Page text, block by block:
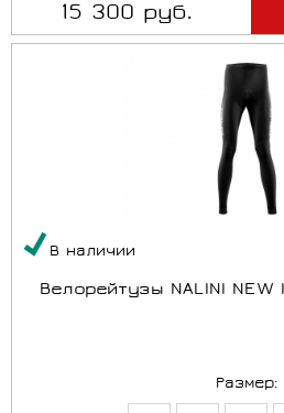
15 300 руб.
В наличии
Велорейтузы NALINI NEW
Размер: